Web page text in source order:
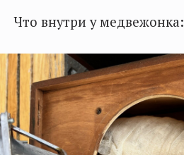
Что внутри у медвежонка: